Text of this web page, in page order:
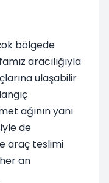
bölgede
aracılığıyla
ulaşabilir
ağının yanı
de
araç teslimi
an